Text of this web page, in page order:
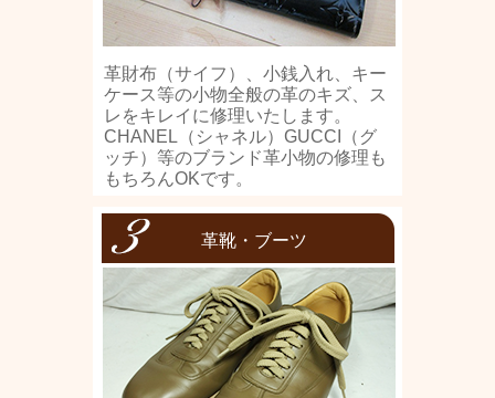
革財布（サイフ）、小銭入れ、キー
ケース等の小物全般の革のキズ、ス
レをキレイに修理いたします。
CHANEL（シャネル）GUCCI（グ
ッチ）等のブランド革小物の修理も
もちろんOKです。
革靴・ブーツ